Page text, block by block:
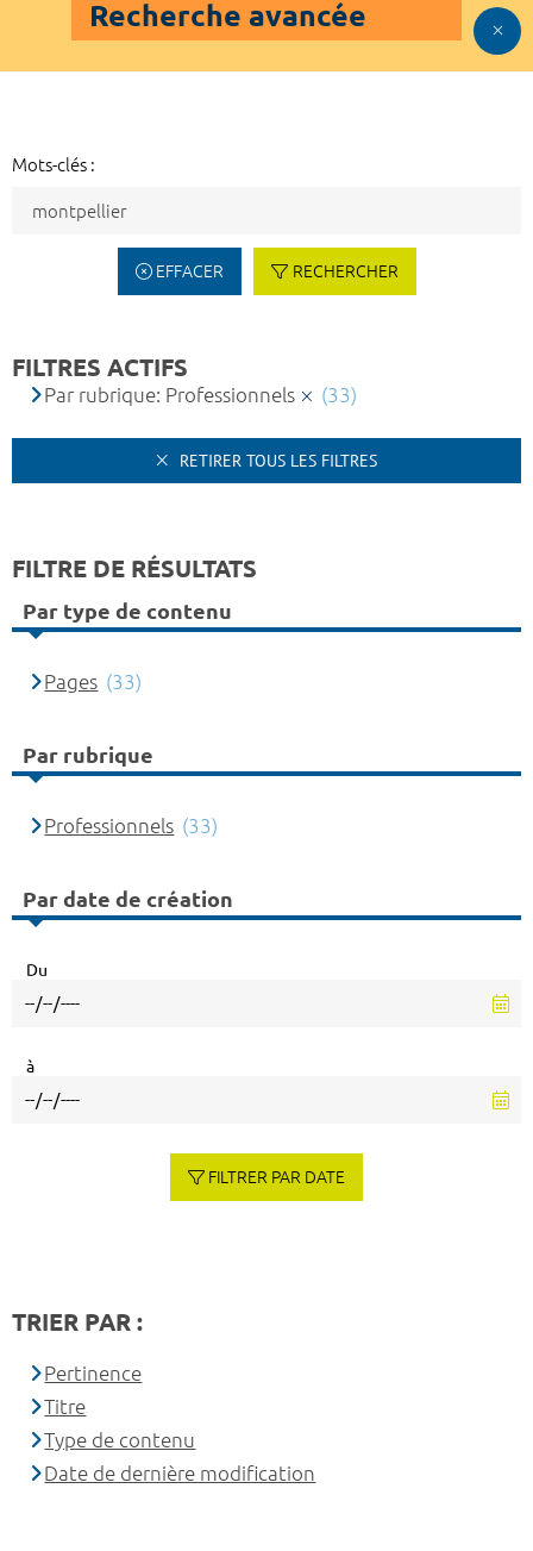
Recherche avancée
Mots-clés :
EFFACER RECHERCHER
FILTRES ACTIFS
Par rubrique: Professionnels (33)
RETIRER TOUS LES FILTRES
FILTRE DE RÉSULTATS
Par type de contenu
Pages (33)
Par rubrique
Professionnels (33)
Par date de création
Du
à
FILTRER PAR DATE
TRIER PAR :
Pertinence
Titre
Type de contenu
Date de dernière modification